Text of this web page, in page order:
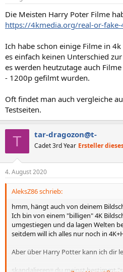
Die Meisten Harry Poter Filme
https://4kmedia.org/real-or-
Ich habe schon einige Filme in
es einfach keinen Unterschied
es werden heutzutage auch
- 1200p gefilmt wurden.
Oft findet man auch vergleiche
Testseiten.
T tar-dragozon@t-
Cadet 3rd Year Ersteller
4. August 2020
AleksZ86 schrieb:
hmm, hängt auch von deinem
Ich bin von einem "billigen" 4K
umgestiegen und da lagen Welten
seitdem will ich alles nur noch in
Aber über Harry Potter kann ich dir
skandalieren= du meinst bestimmt